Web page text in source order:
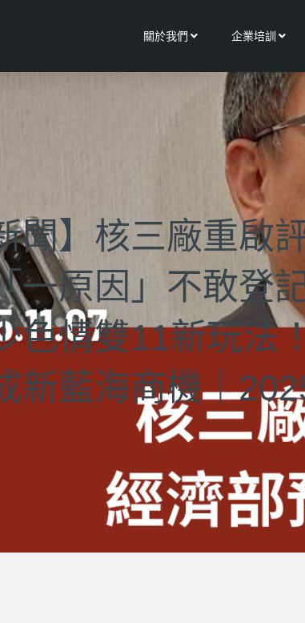
關於我們 Open 關於我們
企業培訓
聞】核三廠重啟
一原因」不敢登
色情雙11新玩法
新藍海商機｜